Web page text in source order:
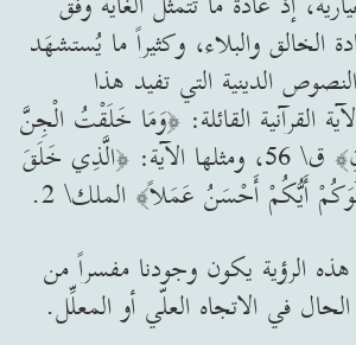
الخالق والبلاء، وكثيراً ما يُستشهَد
الدينية التي تفيد هذا
القرآنية القائلة: ﴿وَمَا خَلَقْتُ الْجِنَّ
وَالْإِنسَ إلا لِيَعْبُدُونِ﴾ ق\ 56، ومثلها الآية: ﴿الَّذِي خَلَقَ
أَيُّكُمْ أَحْسَنُ عَمَلاً﴾ الملك\ 2.
الرؤية يكون وجودنا مفسراً من
في الاتجاه العلّي أو المعلِّل.